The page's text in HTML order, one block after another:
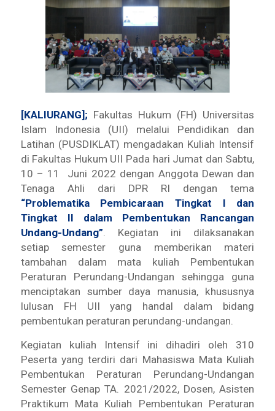
[KALIURANG]; Fakultas Hukum (FH) Universitas
Islam Indonesia (UII) melalui Pendidikan dan
Latihan (PUSDIKLAT) mengadakan Kuliah Intensif
di Fakultas Hukum UII Pada hari Jumat dan Sabtu,
10 – 11 Juni 2022 dengan Anggota Dewan dan
Tenaga Ahli dari DPR RI dengan tema
“Problematika Pembicaraan Tingkat I dan
Tingkat II dalam Pembentukan Rancangan
Undang-Undang”. Kegiatan ini dilaksanakan
setiap semester guna memberikan materi
tambahan dalam mata kuliah Pembentukan
Peraturan Perundang-Undangan sehingga guna
menciptakan sumber daya manusia, khususnya
lulusan FH UII yang handal dalam bidang
pembentukan peraturan perundang-undangan.
Kegiatan kuliah Intensif ini dihadiri oleh 310
Peserta yang terdiri dari Mahasiswa Mata Kuliah
Pembentukan Peraturan Perundang-Undangan
Semester Genap TA. 2021/2022, Dosen, Asisten
Praktikum Mata Kuliah Pembentukan Peraturan